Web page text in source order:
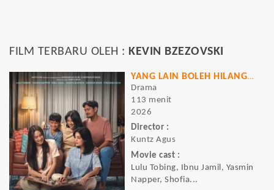
FILM TERBARU OLEH : KEVIN BZEZOVSKI
YANG LAIN BOLEH HILANG ASAL KAU JANGAN
Drama
113 menit
2026
Director :
Kuntz Agus
Movie cast :
Lulu Tobing, Ibnu Jamil, Yasmin
Napper, Shofia...